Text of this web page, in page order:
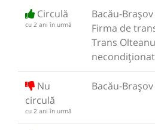
Circulă
cu 2 ani în urmă
Bacău-
Firma de
Trans
necondiționat
Nu
circulă
cu 2 ani în urmă
Bacău-